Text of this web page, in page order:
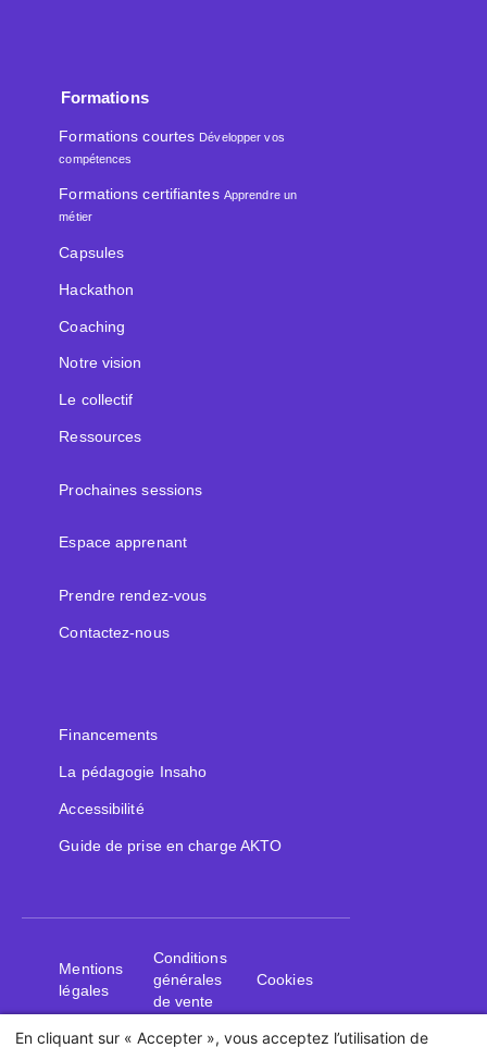
Formations
Formations courtes Développer vos
compétences
Formations certifiantes Apprendre un
métier
Capsules
Hackathon
Coaching
Notre vision
Le collectif
Ressources
Prochaines sessions
Espace apprenant
Prendre rendez-vous
Contactez-nous
Financements
La pédagogie Insaho
Accessibilité
Guide de prise en charge AKTO
Mentions
légales
Conditions
générales
de vente
Cookies
En cliquant sur « Accepter », vous acceptez l’utilisation de